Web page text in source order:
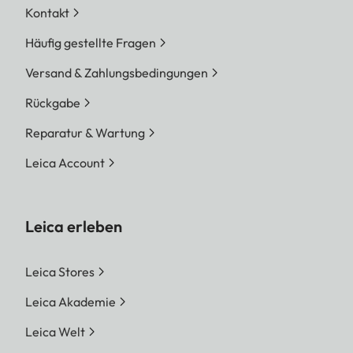
Kontakt
Häufig gestellte Fragen
Versand & Zahlungsbedingungen
Rückgabe
Reparatur & Wartung
Leica Account
Leica erleben
Leica Stores
Leica Akademie
Leica Welt